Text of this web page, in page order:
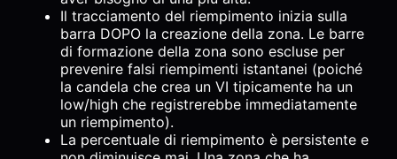
Il tracciamento del riempimento inizia sulla
barra DOPO la creazione della zona. Le barre
di formazione della zona sono escluse per
prevenire falsi riempimenti istantanei (poiché
la candela che crea un VI tipicamente ha un
low/high che registrerebbe immediatamente
un riempimento).
La percentuale di riempimento è persistente e